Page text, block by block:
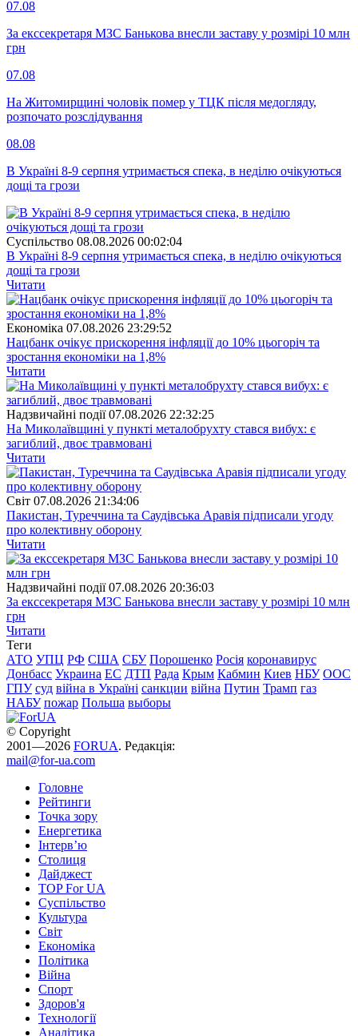
07.08
За екссекретаря МЗС Банькова внесли заставу у розмірі 10 млн
грн
07.08
На Житомирщині чоловік помер у ТЦК після медогляду,
розпочато розслідування
08.08
В Україні 8-9 серпня утримається спека, в неділю очікуються
дощі та грози
Суспiльство 08.08.2026 00:02:04
В Україні 8-9 серпня утримається спека, в неділю очікуються
дощі та грози
Читати
Економіка 07.08.2026 23:29:52
Нацбанк очікує прискорення інфляції до 10% цьогоріч та
зростання економіки на 1,8%
Читати
Надзвичайні події 07.08.2026 22:32:25
На Миколаївщині у пункті металобрухту стався вибух: є
загиблий, двоє травмовані
Читати
Свiт 07.08.2026 21:34:06
Пакистан, Туреччина та Саудівська Аравія підписали угоду
про колективну оборону
Читати
Надзвичайні події 07.08.2026 20:36:03
За екссекретаря МЗС Банькова внесли заставу у розмірі 10 млн
грн
Читати
Теги
АТО УПЦ РФ США СБУ Порошенко Росія коронавирус
Донбасс Украина ЕС ДТП Рада Крым Кабмин Киев НБУ ООС
ГПУ суд війна в Україні санкции війна Путин Трамп газ
НАБУ пожар Польша выборы
© Copyright
2001—2026 FORUA. Редакція:
mail@for-ua.com
Головне
Рейтинги
Точка зору
Енергетика
Інтерв’ю
Столиця
Дайджест
TOP For UA
Суспiльство
Культура
Світ
Економіка
Політика
Війна
Спорт
Здоров'я
Технології
Аналітика